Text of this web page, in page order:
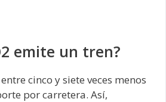
emite un tren?
cinco y siete veces menos
por carretera. Así,